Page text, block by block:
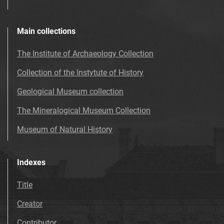
Main collections
The Institute of Archaeology Collection
Collection of the Instytute of History
Geological Museum collection
The Mineralogical Museum Collection
Museum of Natural History
Indexes
Title
Creator